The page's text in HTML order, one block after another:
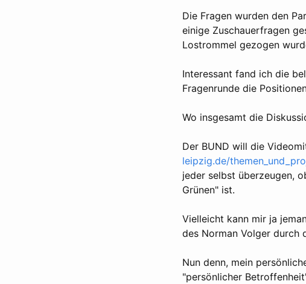
Die Fragen wurden den
einige Zuschauerfragen
Lostrommel gezogen
Interessant fand ich die
Fragenrunde die
Wo insgesamt die
Der BUND will die
leipzig.de/
jeder selbst überzeugen,
Grünen" ist.
Vielleicht kann mir ja
des Norman Volger durch
Nun denn, mein
"persönlicher